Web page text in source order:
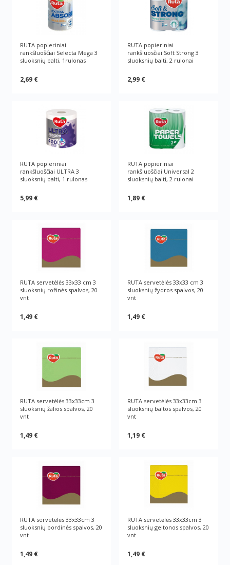
RUTA popieriniai
rankšluoščiai Selecta Mega 3
sluoksnių balti, 1rulonas
2,69 €
RUTA popieriniai
rankšluosčiai Soft Strong 3
sluoksnių balti, 2 rulonai
2,99 €
RUTA popieriniai
rankšluoščiai ULTRA 3
sluoksnių balti, 1 rulonas
5,99 €
RUTA popieriniai
rankšluoščiai Universal 2
sluoksnių balti, 2 rulonai
1,89 €
RUTA servetėlės 33х33 cm 3
sluoksnių rožinės spalvos, 20
vnt
1,49 €
RUTA servetėlės 33х33 cm 3
sluoksnių žydros spalvos, 20
vnt
1,49 €
RUTA servetėlės 33х33cm 3
sluoksnių žalios spalvos, 20
vnt
1,49 €
RUTA servetėlės 33х33cm 3
sluoksnių baltos spalvos, 20
vnt
1,19 €
RUTA servetėlės 33х33cm 3
sluoksnių bordinės spalvos, 20
vnt
1,49 €
RUTA servetėlės 33х33cm 3
sluoksnių geltonos spalvos, 20
vnt
1,49 €